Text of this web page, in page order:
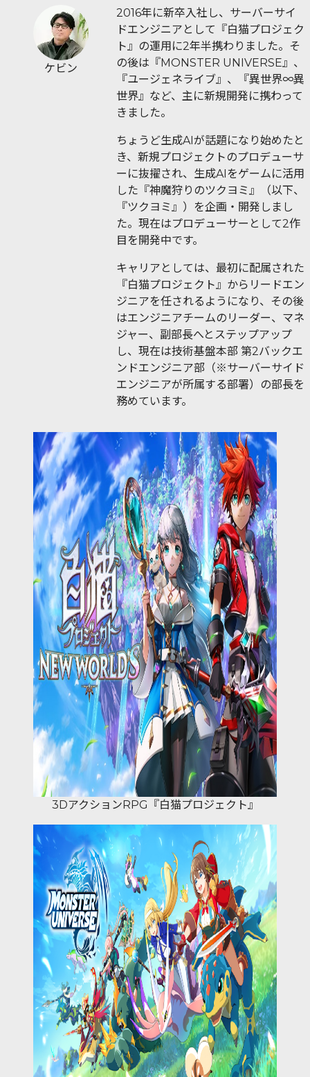
ケビン
2016年に新卒入社し、サーバーサイ
ドエンジニアとして『白猫プロジェク
ト』の運用に2年半携わりました。そ
の後は『MONSTER UNIVERSE』、
『ユージェネライブ』、『異世界∞異
世界』など、主に新規開発に携わって
きました。
ちょうど生成AIが話題になり始めたと
き、新規プロジェクトのプロデューサ
ーに抜擢され、生成AIをゲームに活用
した『神魔狩りのツクヨミ』（以下、
『ツクヨミ』）を企画・開発しまし
た。現在はプロデューサーとして2作
目を開発中です。
キャリアとしては、最初に配属された
『白猫プロジェクト』からリードエン
ジニアを任されるようになり、その後
はエンジニアチームのリーダー、マネ
ジャー、副部長へとステップアップ
し、現在は技術基盤本部 第2バックエ
ンドエンジニア部（※サーバーサイド
エンジニアが所属する部署）の部長を
務めています。
3DアクションRPG『白猫プロジェクト』